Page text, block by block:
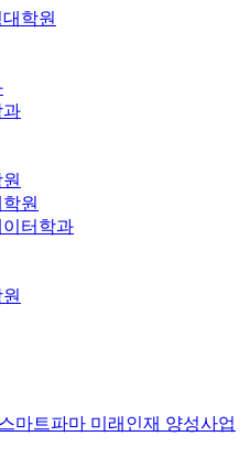
학원
과
원
터학과
마트파마 미래인재 양성사업